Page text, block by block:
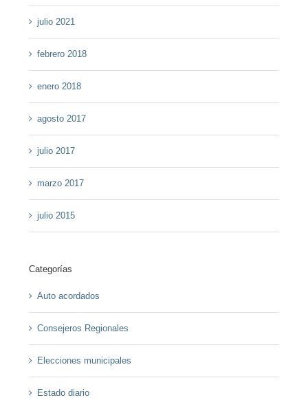
julio 2021
febrero 2018
enero 2018
agosto 2017
julio 2017
marzo 2017
julio 2015
Categorías
Auto acordados
Consejeros Regionales
Elecciones municipales
Estado diario